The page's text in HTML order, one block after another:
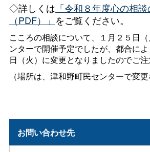
◇詳しくは 「令和８年度心の相
（PDF）」 をご覧ください。
こころの相談について、１月２５日
ンターで開催予定でしたが、都合に
日（火）に変更となりましたのでご注
（場所は、津和野町民センターで変更
お問い合わせ先